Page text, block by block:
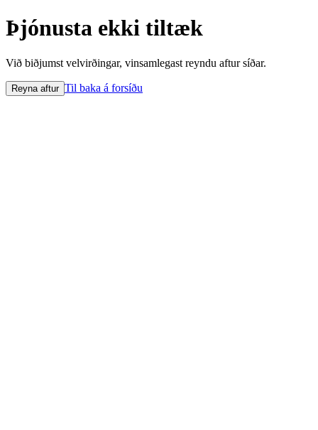
Þjónusta ekki tiltæk
Við biðjumst velvirðingar, vinsamlegast reyndu aftur síðar.
Reyna aftur Til baka á forsíðu